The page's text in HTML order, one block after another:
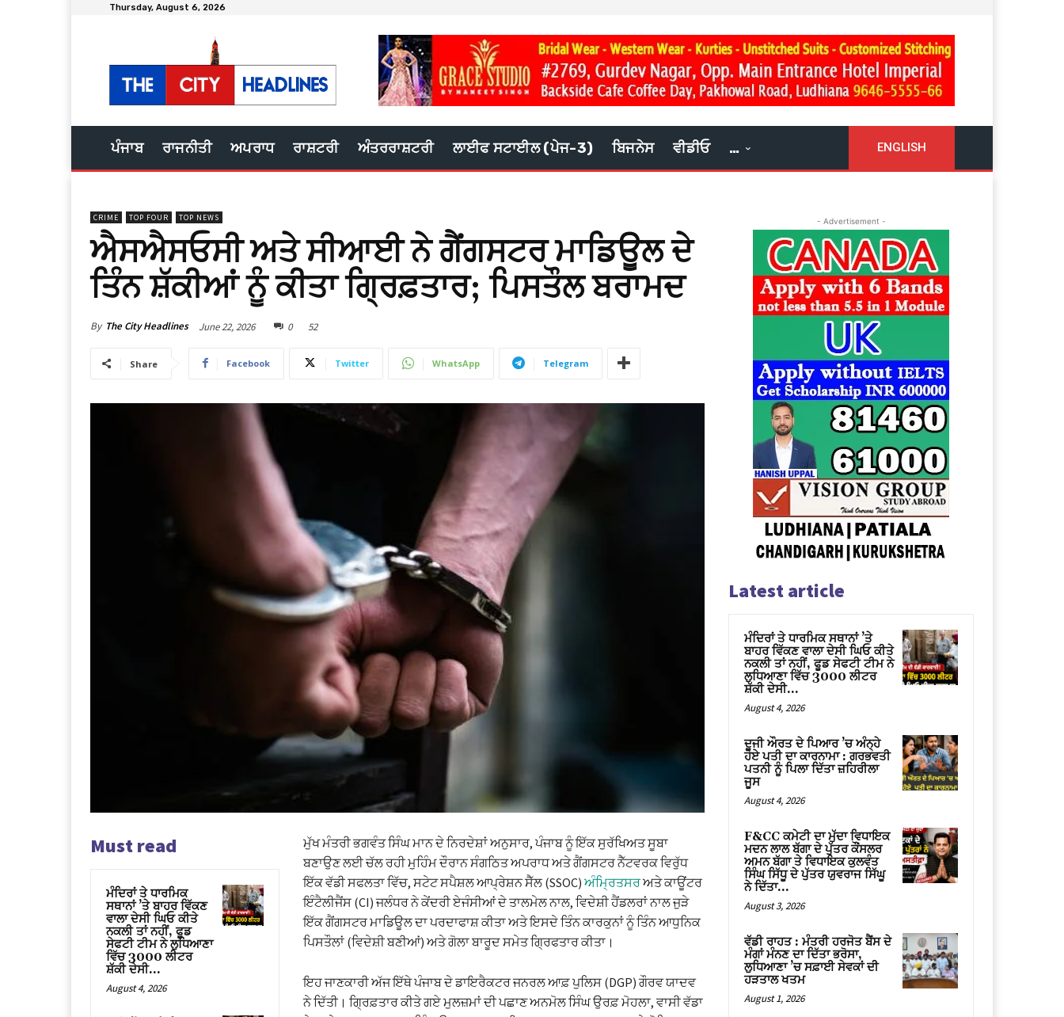
Thursday, August 6, 2026
ਪੰਜਾਬ ਰਾਜਨੀਤੀ ਅਪਰਾਧ ਰਾਸ਼ਟਰੀ ਅੰਤਰਰਾਸ਼ਟਰੀ ਲਾਈਫ ਸਟਾਈਲ (ਪੇਜ-3) ਬਿਜਨੇਸ ਵੀਡੀਓ … ENGLISH
CRIME TOP FOUR TOP NEWS
ਐਸਐਸਓਸੀ ਅਤੇ ਸੀਆਈ ਨੇ ਗੈਂਗਸਟਰ ਮਾਡਿਊਲ ਦੇ
ਤਿੰਨ ਸ਼ੱਕੀਆਂ ਨੂੰ ਕੀਤਾ ਗ੍ਰਿਫ਼ਤਾਰ; ਪਿਸਤੌਲ ਬਰਾਮਦ
By The City Headlines June 22, 2026 0 52
Share Facebook Twitter WhatsApp Telegram
Must read
ਮੰਦਿਰਾਂ ਤੇ ਧਾਰਮਿਕ
ਸਥਾਨਾਂ ’ਤੇ ਬਾਹਰ ਵਿੱਕਣ
ਵਾਲਾ ਦੇਸੀ ਘਿਓ ਕੀਤੇ
ਨਕਲੀ ਤਾਂ ਨਹੀਂ, ਫੂਡ
ਸੇਫਟੀ ਟੀਮ ਨੇ ਲੁਧਿਆਣਾ
ਵਿੱਚ 3000 ਲੀਟਰ
ਸ਼ੱਕੀ ਦੇਸੀ...
August 4, 2026
ਮੁੱਖ ਮੰਤਰੀ ਭਗਵੰਤ ਸਿੰਘ ਮਾਨ ਦੇ ਨਿਰਦੇਸ਼ਾਂ ਅਨੁਸਾਰ, ਪੰਜਾਬ ਨੂੰ ਇੱਕ ਸੁਰੱਖਿਅਤ ਸੂਬਾ
ਬਣਾਉਣ ਲਈ ਚੱਲ ਰਹੀ ਮੁਹਿੰਮ ਦੌਰਾਨ ਸੰਗਠਿਤ ਅਪਰਾਧ ਅਤੇ ਗੈਂਗਸਟਰ ਨੈੱਟਵਰਕ ਵਿਰੁੱਧ
ਇੱਕ ਵੱਡੀ ਸਫਲਤਾ ਵਿੱਚ, ਸਟੇਟ ਸਪੈਸ਼ਲ ਆਪ੍ਰੇਸ਼ਨ ਸੈੱਲ (SSOC) ਅੰਮ੍ਰਿਤਸਰਅਤੇ ਕਾਊਂਟਰ
ਇੰਟੈਲੀਜੈਂਸ (CI) ਜਲੰਧਰ ਨੇ ਕੇਂਦਰੀ ਏਜੰਸੀਆਂ ਦੇ ਤਾਲਮੇਲ ਨਾਲ, ਵਿਦੇਸ਼ੀ ਹੈਂਡਲਰਾਂ ਨਾਲ ਜੁੜੇ
ਇੱਕ ਗੈਂਗਸਟਰ ਮਾਡਿਊਲ ਦਾ ਪਰਦਾਫਾਸ਼ ਕੀਤਾ ਅਤੇ ਇਸਦੇ ਤਿੰਨ ਕਾਰਕੁਨਾਂ ਨੂੰ ਤਿੰਨ ਆਧੁਨਿਕ
ਪਿਸਤੌਲਾਂ (ਵਿਦੇਸ਼ੀ ਬਣੀਆਂ) ਅਤੇ ਗੋਲਾ ਬਾਰੂਦ ਸਮੇਤ ਗ੍ਰਿਫਤਾਰ ਕੀਤਾ।
ਇਹ ਜਾਣਕਾਰੀ ਅੱਜ ਇੱਥੇ ਪੰਜਾਬ ਦੇ ਡਾਇਰੈਕਟਰ ਜਨਰਲ ਆਫ਼ ਪੁਲਿਸ (DGP) ਗੌਰਵ ਯਾਦਵ
ਨੇ ਦਿੱਤੀ। ਗ੍ਰਿਫ਼ਤਾਰ ਕੀਤੇ ਗਏ ਮੁਲਜ਼ਮਾਂ ਦੀ ਪਛਾਣ ਅਨਮੋਲ ਸਿੰਘ ਉਰਫ਼ ਮੋਹਲਾ, ਵਾਸੀ ਵੱਡਾ
- Advertisement -
Latest article
ਮੰਦਿਰਾਂ ਤੇ ਧਾਰਮਿਕ ਸਥਾਨਾਂ ’ਤੇ
ਬਾਹਰ ਵਿੱਕਣ ਵਾਲਾ ਦੇਸੀ ਘਿਓ ਕੀਤੇ
ਨਕਲੀ ਤਾਂ ਨਹੀਂ, ਫੂਡ ਸੇਫਟੀ ਟੀਮ ਨੇ
ਲੁਧਿਆਣਾ ਵਿੱਚ 3000 ਲੀਟਰ
ਸ਼ੱਕੀ ਦੇਸੀ...
August 4, 2026
ਦੂਜੀ ਔਰਤ ਦੇ ਪਿਆਰ ’ਚ ਅੰਨ੍ਹੇ
ਹੋਏ ਪਤੀ ਦਾ ਕਾਰਨਾਮਾ : ਗਰਭਵਤੀ
ਪਤਨੀ ਨੂੰ ਪਿਲਾ ਦਿੱਤਾ ਜ਼ਹਿਰੀਲਾ
ਜੂਸ
August 4, 2026
F&CC ਕਮੇਟੀ ਦਾ ਮੁੱਦਾ ਵਿਧਾਇਕ
ਮਦਨ ਲਾਲ ਬੱਗਾ ਦੇ ਪੁੱਤਰ ਕੌਂਸਲਰ
ਅਮਨ ਬੱਗਾ ਤੇ ਵਿਧਾਇਕ ਕੁਲਵੰਤ
ਸਿੰਘ ਸਿੱਧੂ ਦੇ ਪੁੱਤਰ ਯੁਵਰਾਜ ਸਿੱਘੂ
ਨੇ ਦਿੱਤਾ...
August 3, 2026
ਵੱਡੀ ਰਾਹਤ : ਮੰਤਰੀ ਹਰਜੋਤ ਬੈਂਸ ਦੇ
ਮੰਗਾਂ ਮੰਨਣ ਦਾ ਦਿੱਤਾ ਭਰੋਸਾ,
ਲੁਧਿਆਣਾ ’ਚ ਸਫ਼ਾਈ ਸੇਵਕਾਂ ਦੀ
ਹੜਤਾਲ ਖਤਮ
August 1, 2026